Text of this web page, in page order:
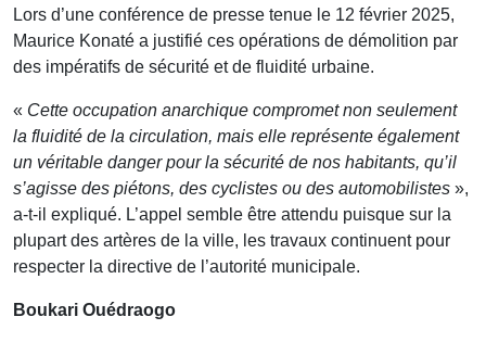
Lors d’une conférence de presse tenue le 12 février 2025,
Maurice Konaté a justifié ces opérations de démolition par
des impératifs de sécurité et de fluidité urbaine.
« Cette occupation anarchique compromet non seulement
la fluidité de la circulation, mais elle représente également
un véritable danger pour la sécurité de nos habitants, qu’il
s’agisse des piétons, des cyclistes ou des automobilistes »,
a-t-il expliqué. L’appel semble être attendu puisque sur la
plupart des artères de la ville, les travaux continuent pour
respecter la directive de l’autorité municipale.
Boukari Ouédraogo